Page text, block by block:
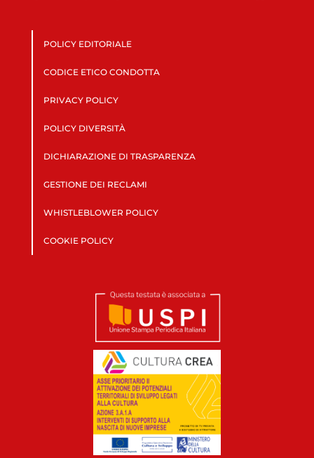
POLICY EDITORIALE
CODICE ETICO CONDOTTA
PRIVACY POLICY
POLICY DIVERSITÀ
DICHIARAZIONE DI TRASPARENZA
GESTIONE DEI RECLAMI
WHISTLEBLOWER POLICY
COOKIE POLICY